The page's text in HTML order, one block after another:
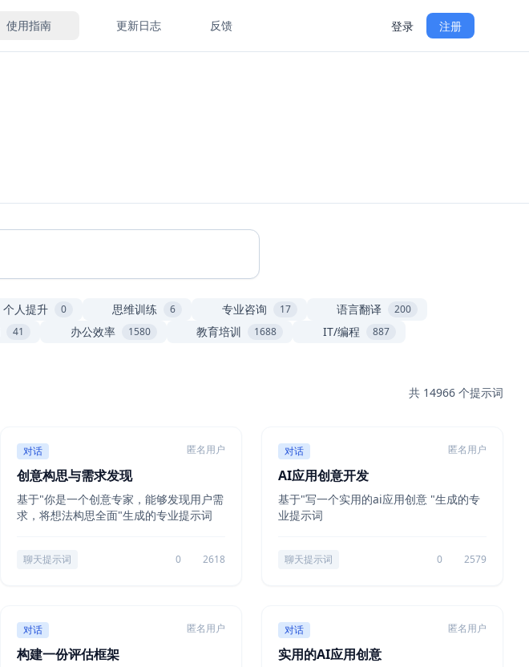
使用指南 更新日志 反馈 切换语言
登录 注册
个人提升 0 思维训练 6 专业咨询 17 语言翻译 200
41 办公效率 1580 教育培训 1688 IT/编程 887
共 14966 个提示词
对话 匿名用户
创意构思与需求发现
基于"你是一个创意专家，能够发现用户需
求，将想法构思全面"生成的专业提示词
聊天提示词 0 2618
对话 匿名用户
构建一份评估框架
对话 匿名用户
AI应用创意开发
基于"写一个实用的ai应用创意 "生成的专
业提示词
聊天提示词 0 2579
对话 匿名用户
实用的AI应用创意